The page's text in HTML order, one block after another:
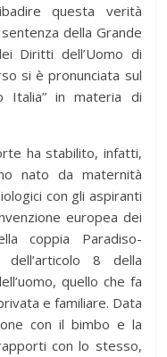
questa verità
della Grande
Diritti dell’Uomo di
si è pronunciata sul
Italia” in materia di
ha stabilito, infatti,
nato da maternità
con gli aspiranti
europea dei
coppia Paradiso-
dell’articolo 8 della
quello che fa
e familiare. Data
con il bimbo e la
con lo stesso,